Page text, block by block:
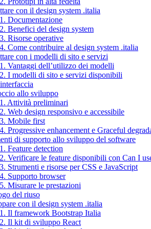
con il design system .italia
Documentazione
Benefici del design system
Risorse operative
Come contribuire al design system .italia
con i modelli di sito e servizi
Vantaggi dell’utilizzo dei modelli
I modelli di sito e servizi disponibili
allo sviluppo
Attività preliminari
Web design responsivo e accessibile
Mobile first
Progressive enhancement e Graceful
di supporto allo sviluppo del software
Feature detection
Verificare le feature disponibili con Can I
Strumenti e risorse per CSS e JavaScript
Supporto browser
Misurare le prestazioni
del riuso
con il design system .italia
Il framework Bootstrap Italia
Il kit di sviluppo React